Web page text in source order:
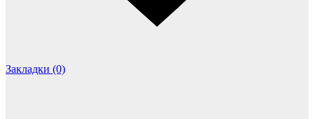
Закладки (0)